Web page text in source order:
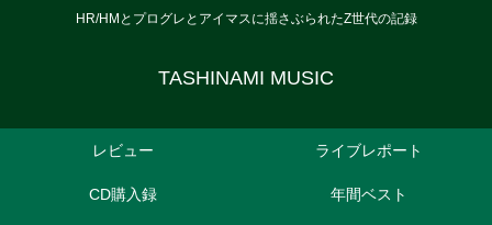
HR/HMとプログレとアイマスに揺さぶられたZ世代の記録
TASHINAMI MUSIC
レビュー ライブレポート
CD購入録 年間ベスト